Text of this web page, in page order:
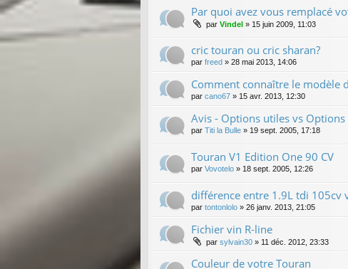
Par quoi avez vous remplacé
par Vindel » 15 juin 2009, 11:03
cric touran ou cric sharan?
par freed » 28 mai 2013, 14:06
Comment connaître le modèle
par cano67 » 15 avr. 2013, 12:30
Avis - Options utiles vs
par Titi la Bulle » 19 sept. 2005, 17:18
Touran V1 Edition One 90 CV
par Vovotelo » 18 sept. 2005, 12:26
différence entre 1.9L tdi 105cv
par tontonlolo » 26 janv. 2013, 21:05
Fichier vin R-line
par sylvain30 » 11 déc. 2012, 23:33
Couleur de votre Touran